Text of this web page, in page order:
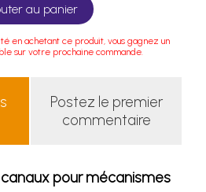
au panier
en achetant ce produit, vous gagnez un
sur votre prochaine commande.
Postez le premier
commentaire
pour mécanismes